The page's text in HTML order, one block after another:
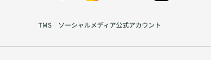
TMS ソーシャルメディア公式アカウント